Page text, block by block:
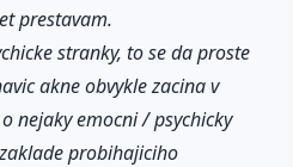
prestavam.
stranky, to se da proste
akne obvykle zacina v
nejaky emocni / psychicky
probihajiciho